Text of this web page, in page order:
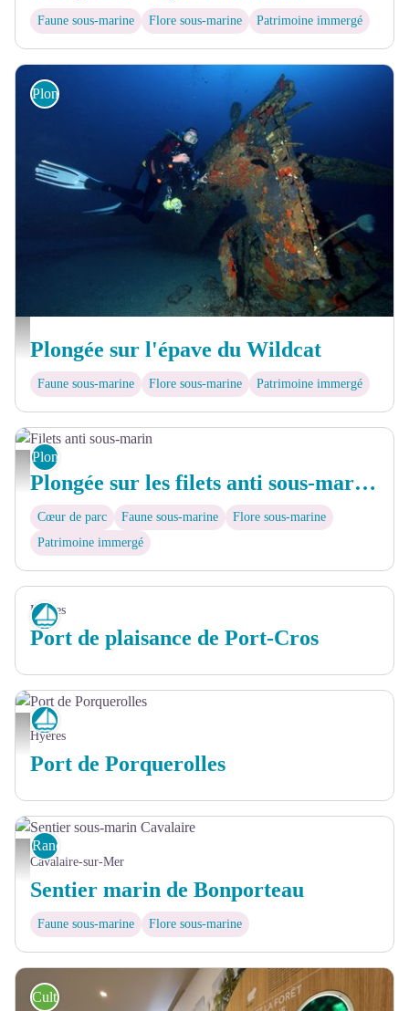
Faune sous-marine Flore sous-marine Patrimoine immergé
Plongée sous-marine
Plongée sur l'épave du Wildcat
Faune sous-marine Flore sous-marine Patrimoine immergé
Filets anti sous-marin - © Nicolas BARRAQUE
Plongée sous-marine
Plongée sur les filets anti sous-marins
Cœur de parc Faune sous-marine
Flore sous-marine
Patrimoine immergé
Éconavigation
Hyères
Port de plaisance de Port-Cros
Port de Porquerolles - ©N.Robert-PN-de-Port-Cros
Hyères
Port de Porquerolles
Sentier sous-marin Cavalaire - © FloBeau CCGST
Randonnée palmée
Cavalaire-sur-Mer
Sentier marin de Bonporteau
Faune sous-marine Flore sous-marine
Culture